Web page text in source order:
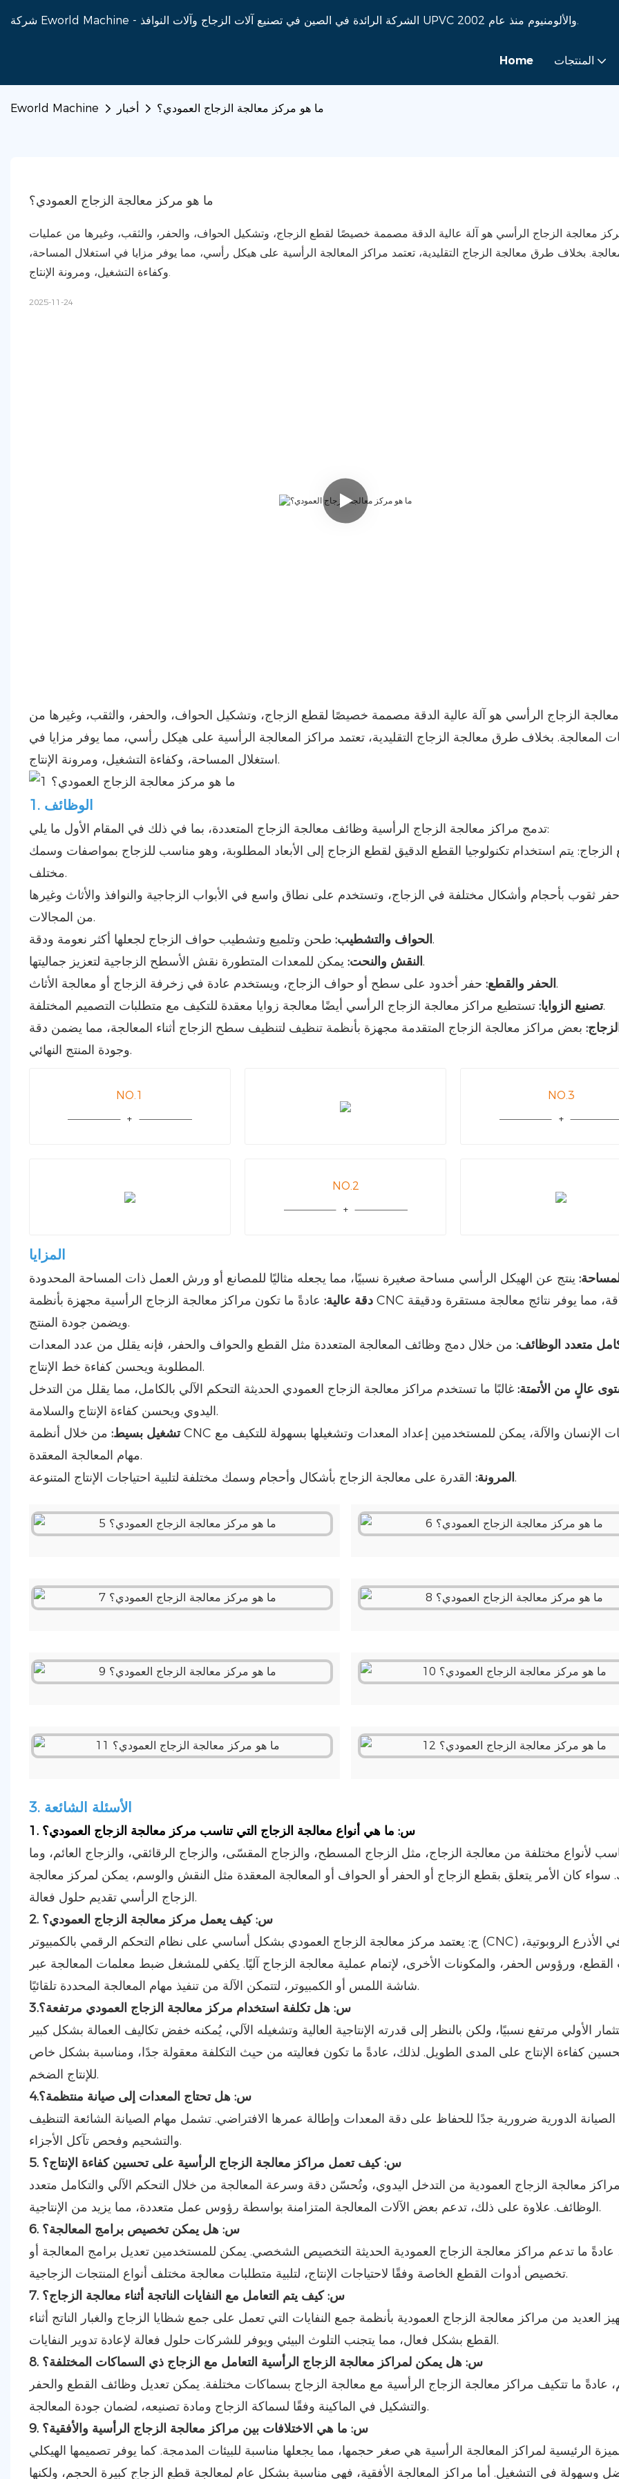
شركة Eworld Machine - الشركة الرائدة في الصين في تصنيع آلات الزجاج وآلات النوافذ UPVC والألومنيوم منذ عام 2002.
Home المنتجات
Eworld Machine أخبار ما هو مركز معالجة الزجاج العمودي؟
ما هو مركز معالجة الزجاج العمودي؟
معالجة الزجاج الرأسي هو آلة عالية الدقة مصممة خصيصًا لقطع الزجاج، وتشكيل الحواف، والحفر، والثقب، وغيرها من عمليات
بخلاف طرق معالجة الزجاج التقليدية، تعتمد مراكز المعالجة الرأسية على هيكل رأسي، مما يوفر مزايا في استغلال المساحة،
وكفاءة التشغيل، ومرونة الإنتاج.
2025-11-24
الزجاج الرأسي هو آلة عالية الدقة مصممة خصيصًا لقطع الزجاج، وتشكيل الحواف، والحفر، والثقب، وغيرها من
المعالجة. بخلاف طرق معالجة الزجاج التقليدية، تعتمد مراكز المعالجة الرأسية على هيكل رأسي، مما يوفر مزايا في
استغلال المساحة، وكفاءة التشغيل، ومرونة الإنتاج.
1. الوظائف
تدمج مراكز معالجة الزجاج الرأسية وظائف معالجة الزجاج المتعددة، بما في ذلك في المقام الأول ما يلي:
يتم استخدام تكنولوجيا القطع الدقيق لقطع الزجاج إلى الأبعاد المطلوبة، وهو مناسب للزجاج بمواصفات وسمك
مختلف.
حفر ثقوب بأحجام وأشكال مختلفة في الزجاج، وتستخدم على نطاق واسع في الأبواب الزجاجية والنوافذ والأثاث وغيرها
من المجالات.
الحواف والتشطيب: طحن وتلميع وتشطيب حواف الزجاج لجعلها أكثر نعومة ودقة.
النقش والنحت: يمكن للمعدات المتطورة نقش الأسطح الزجاجية لتعزيز جماليتها.
الحفر والقطع: حفر أخدود على سطح أو حواف الزجاج، ويستخدم عادة في زخرفة الزجاج أو معالجة الأثاث.
تصنيع الزوايا:تستطيع مراكز معالجة الزجاج الرأسي أيضًا معالجة زوايا معقدة للتكيف مع متطلبات التصميم المختلفة.
بعض مراكز معالجة الزجاج المتقدمة مجهزة بأنظمة تنظيف لتنظيف سطح الزجاج أثناء المعالجة، مما يضمن دقة
وجودة المنتج النهائي.
NO.1 NO.3
NO.2
المزايا
دقة عالية: عادةً ما تكون مراكز معالجة الزجاج الرأسية مجهزة بأنظمة CNC عالية الدقة، مما يوفر نتائج معالجة مستقرة ودقيقة
ويضمن جودة المنتج.
متعدد الوظائف: من خلال دمج وظائف المعالجة المتعددة مثل القطع والحواف والحفر، فإنه يقلل من عدد المعدات
المطلوبة ويحسن كفاءة خط الإنتاج.
عالٍ من الأتمتة: غالبًا ما تستخدم مراكز معالجة الزجاج العمودي الحديثة التحكم الآلي بالكامل، مما يقلل من التدخل
اليدوي ويحسن كفاءة الإنتاج والسلامة.
تشغيل بسيط: من خلال أنظمة CNC وواجهات الإنسان والآلة، يمكن للمستخدمين إعداد المعدات وتشغيلها بسهولة للتكيف مع
مهام المعالجة المعقدة.
المرونة: القدرة على معالجة الزجاج بأشكال وأحجام وسمك مختلفة لتلبية احتياجات الإنتاج المتنوعة.
3. الأسئلة الشائعة
1. س: ما هي أنواع معالجة الزجاج التي تناسب مركز معالجة الزجاج العمودي؟
لأنواع مختلفة من معالجة الزجاج، مثل الزجاج المسطح، والزجاج المقسّى، والزجاج الرقائقي، والزجاج العائم، وما
سواء كان الأمر يتعلق بقطع الزجاج أو الحفر أو الحواف أو المعالجة المعقدة مثل النقش والوسم، يمكن لمركز معالجة
الزجاج الرأسي تقديم حلول فعالة.
2. س: كيف يعمل مركز معالجة الزجاج العمودي؟
ج: يعتمد مركز معالجة الزجاج العمودي بشكل أساسي على نظام التحكم الرقمي بالكمبيوتر (CNC) للتحكم في الأذرع الروبوتية،
القطع، ورؤوس الحفر، والمكونات الأخرى، لإتمام عملية معالجة الزجاج آليًا. يكفي للمشغل ضبط معلمات المعالجة عبر
شاشة اللمس أو الكمبيوتر، لتتمكن الآلة من تنفيذ مهام المعالجة المحددة تلقائيًا.
3.س: هل تكلفة استخدام مركز معالجة الزجاج العمودي مرتفعة؟
الأولي مرتفع نسبيًا، ولكن بالنظر إلى قدرته الإنتاجية العالية وتشغيله الآلي، يُمكنه خفض تكاليف العمالة بشكل كبير
كفاءة الإنتاج على المدى الطويل. لذلك، عادةً ما تكون فعاليته من حيث التكلفة معقولة جدًا، ومناسبة بشكل خاص
للإنتاج الضخم.
4.س: هل تحتاج المعدات إلى صيانة منتظمة؟
الصيانة الدورية ضرورية جدًا للحفاظ على دقة المعدات وإطالة عمرها الافتراضي. تشمل مهام الصيانة الشائعة التنظيف
والتشحيم وفحص تآكل الأجزاء.
5. س: كيف تعمل مراكز معالجة الزجاج الرأسية على تحسين كفاءة الإنتاج؟
معالجة الزجاج العمودية من التدخل اليدوي، وتُحسّن دقة وسرعة المعالجة من خلال التحكم الآلي والتكامل متعدد
الوظائف. علاوة على ذلك، تدعم بعض الآلات المعالجة المتزامنة بواسطة رؤوس عمل متعددة، مما يزيد من الإنتاجية.
6. س: هل يمكن تخصيص برامج المعالجة؟
عادةً ما تدعم مراكز معالجة الزجاج العمودية الحديثة التخصيص الشخصي. يمكن للمستخدمين تعديل برامج المعالجة أو
تخصيص أدوات القطع الخاصة وفقًا لاحتياجات الإنتاج، لتلبية متطلبات معالجة مختلف أنواع المنتجات الزجاجية.
7. س: كيف يتم التعامل مع النفايات الناتجة أثناء معالجة الزجاج؟
العديد من مراكز معالجة الزجاج العمودية بأنظمة جمع النفايات التي تعمل على جمع شظايا الزجاج والغبار الناتج أثناء
القطع بشكل فعال، مما يتجنب التلوث البيئي ويوفر للشركات حلول فعالة لإعادة تدوير النفايات.
8. س: هل يمكن لمراكز معالجة الزجاج الرأسية التعامل مع الزجاج ذي السماكات المختلفة؟
عادةً ما تتكيف مراكز معالجة الزجاج الرأسية مع معالجة الزجاج بسماكات مختلفة. يمكن تعديل وظائف القطع والحفر
والتشكيل في الماكينة وفقًا لسماكة الزجاج ومادة تصنيعه، لضمان جودة المعالجة.
9. س: ما هي الاختلافات بين مراكز معالجة الزجاج الرأسية والأفقية؟
الرئيسية لمراكز المعالجة الرأسية هي صغر حجمها، مما يجعلها مناسبة للبيئات المدمجة. كما يوفر تصميمها الهيكلي
وسهولة في التشغيل. أما مراكز المعالجة الأفقية، فهي مناسبة بشكل عام لمعالجة قطع الزجاج كبيرة الحجم، ولكنها